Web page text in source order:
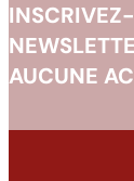
AUCUNE